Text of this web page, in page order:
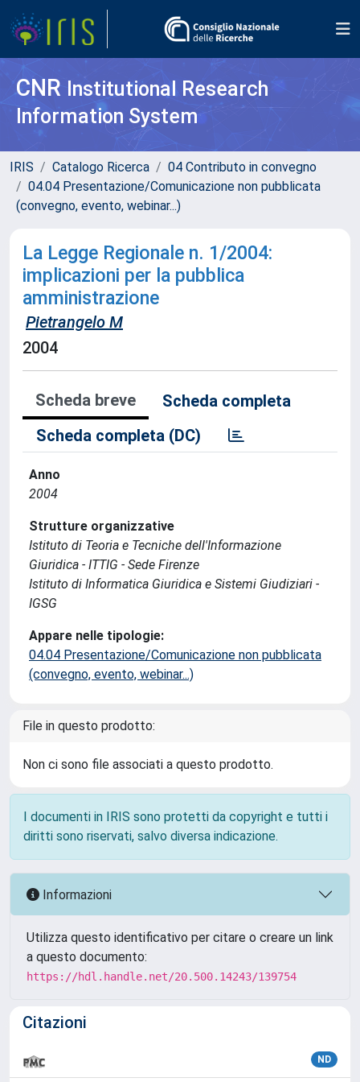
CNR Institutional Research
Information System
IRIS Catalogo Ricerca
04 Contributo in convegno
04.04 Presentazione/Comunicazione non pubblicata
(convegno, evento, webinar...)
La Legge Regionale n. 1/2004:
implicazioni per la pubblica
amministrazione
Pietrangelo M
2004
Scheda breve
Scheda completa
Scheda completa (DC)
Anno
2004
Strutture organizzative
Istituto di Teoria e Tecniche dell'Informazione
Giuridica - ITTIG - Sede Firenze
Istituto di Informatica Giuridica e Sistemi Giudiziari -
IGSG
Appare nelle tipologie:
04.04 Presentazione/Comunicazione non pubblicata
(convegno, evento, webinar...)
File in questo prodotto:
Non ci sono file associati a questo prodotto.
I documenti in IRIS sono protetti da copyright e tutti i
diritti sono riservati, salvo diversa indicazione.
Informazioni
Utilizza questo identificativo per citare o creare un link
a questo documento:
https://hdl.handle.net/20.500.14243/139754
Citazioni
ND